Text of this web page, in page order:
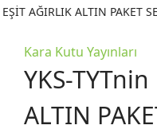
KARA
KARA
KUTU KİTAPLARI
AĞIRLIK ALTIN PAKET
Kara Kutu Yayınları
YKS-
ALTIN